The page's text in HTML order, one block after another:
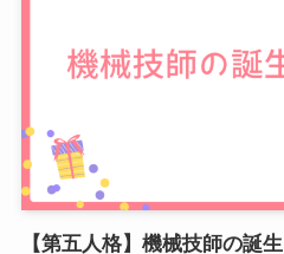
【第五人格】機械技師の誕